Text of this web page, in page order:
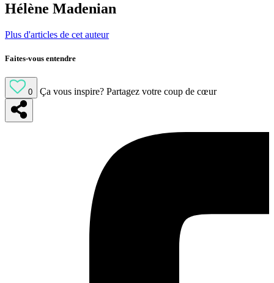
Hélène Madenian
Plus d'articles de cet auteur
Faites-vous entendre
0 Ça vous inspire? Partagez votre coup de cœur